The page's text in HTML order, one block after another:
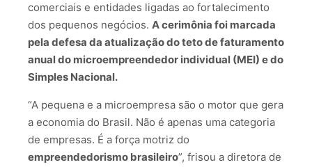
comerciais e entidades ligadas ao fortalecimento
dos pequenos negócios. A cerimônia foi marcada
pela defesa da atualização do teto de faturamento
anual do microempreendedor individual (MEI) e do
Simples Nacional.
“A pequena e a microempresa são o motor que gera
a economia do Brasil. Não é apenas uma categoria
de empresas. É a força motriz do
empreendedorismo brasileiro”, frisou a diretora de